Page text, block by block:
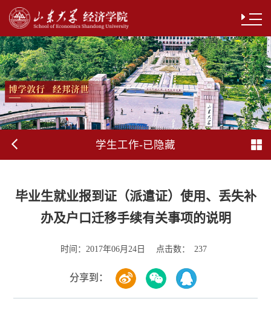
学生工作-已隐藏
毕业生就业报到证（派遣证）使用、丢失补
办及户口迁移手续有关事项的说明
时间： 2017年06月24日 点击数： 237
分享到：